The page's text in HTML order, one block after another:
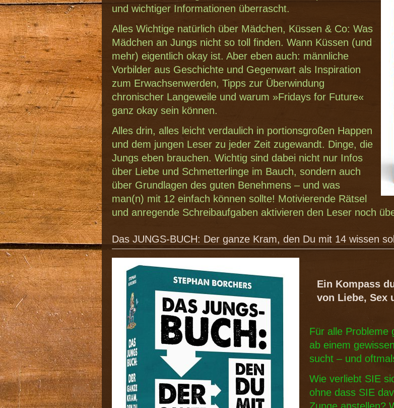
und wichtiger Informationen überrascht.
Alles Wichtige natürlich über Mädchen, Küssen & Co: Was
Mädchen an Jungs nicht so toll finden. Wann Küssen (und
mehr) eigentlich okay ist. Aber eben auch: männliche
Vorbilder aus Geschichte und Gegenwart als Inspiration
zum Erwachsenwerden, Tipps zur Überwindung
chronischer Langeweile und warum »Fridays for Future«
ganz okay sein können.
Alles drin, alles leicht verdaulich in portionsgroßen Happen
und dem jungen Leser zu jeder Zeit zugewandt. Dinge, die
Jungs eben brauchen. Wichtig sind dabei nicht nur Infos
über Liebe und Schmetterlinge im Bauch, sondern auch
über Grundlagen des guten Benehmens – und was
man(n) mit 12 einfach können sollte! Motivierende Rätsel
und anregende Schreibaufgaben aktivieren den Leser noch
Das JUNGS-BUCH: Der ganze Kram, den Du mit 14 wissen
Ein Kompass
von Liebe, Sex
Für alle Probleme
ab einem
sucht – und
Wie verliebt SIE
ohne dass SIE